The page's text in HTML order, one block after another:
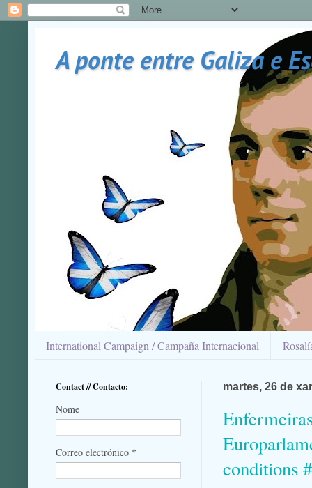
A ponte entre Galiza e
International Campaign / Campaña Internacional
martes, 26 de
conditions
Contact // Contacto:
Nome
Correo electrónico *